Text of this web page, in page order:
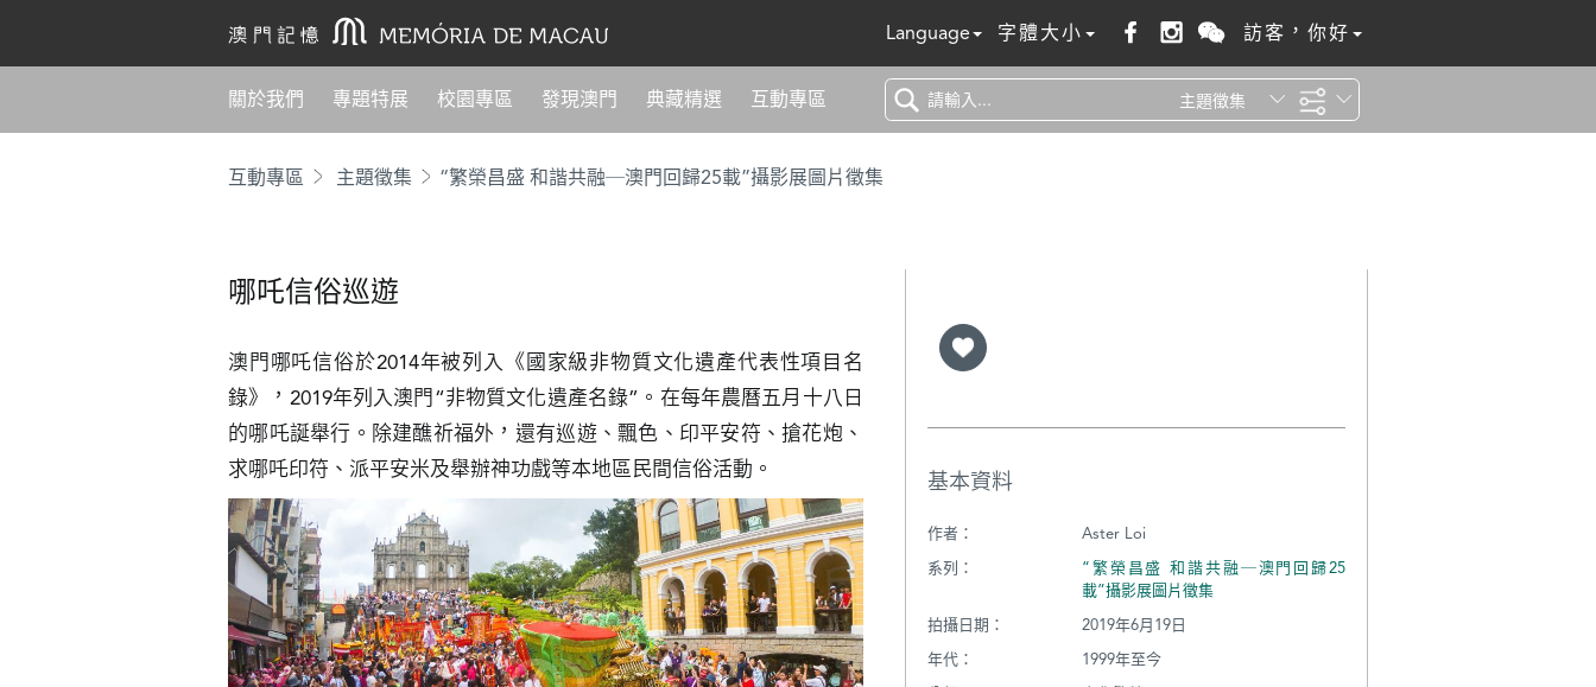
Language 字體大小 訪客，你好
關於我們 專題特展 校園專區 發現澳門 典藏精選 互動專區 主題徵集
互動專區 主題徵集 “繁榮昌盛 和諧共融─澳門回歸25載”攝影展圖片徵集
哪吒信俗巡遊
澳門哪吒信俗於2014年被列入《國家級非物質文化遺產代表性項目名
錄》，2019年列入澳門“非物質文化遺產名錄”。在每年農曆五月十八日
的哪吒誕舉行。除建醮祈福外，還有巡遊、飄色、印平安符、搶花炮、
求哪吒印符、派平安米及舉辦神功戲等本地區民間信俗活動。
基本資料
作者：
Aster Loi
系列：
“繁榮昌盛 和諧共融─澳門回歸25
載”攝影展圖片徵集
拍攝日期：
2019年6月19日
年代：
1999年至今